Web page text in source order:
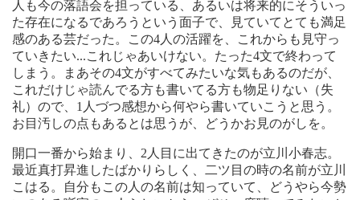
人も今の落語会を担っている、あるいは将来的にそういっ
た存在になるであろうという面子で、見ていてとても満足
感のある芸だった。この4人の活躍を、これからも見守っ
ていきたい...これじゃあいけない。たった4文で終わって
しまう。まあその4文がすべてみたいな気もあるのだが、
これだけじゃ読んでる方も書いてる方も物足りない（失
礼）ので、1人づつ感想から何やら書いていこうと思う。
お目汚しの点もあるとは思うが、どうかお見のがしを。
開口一番から始まり、2人目に出てきたのが立川小春志。
最近真打昇進したばかりらしく、二ツ目の時の名前が立川
こはる。自分もこの人の名前は知っていて、どうやら今勢